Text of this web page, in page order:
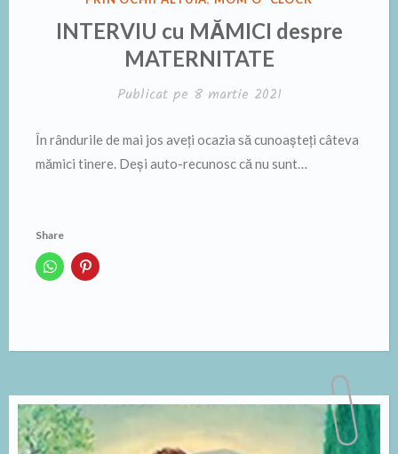
INTERVIU cu MĂMICI despre
MATERNITATE
Publicat pe 8 martie 2021
În rândurile de mai jos aveți ocazia să cunoașteți câteva
mămici tinere. Deși auto-recunosc că nu sunt…
Share